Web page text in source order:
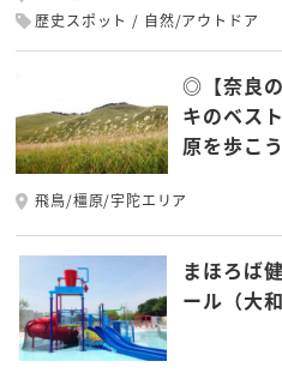
歴史スポット
自然/アウトドア
◎【奈良
キのベス
原を歩こう
飛鳥/橿原/宇陀エリア
まほろば
ール（大